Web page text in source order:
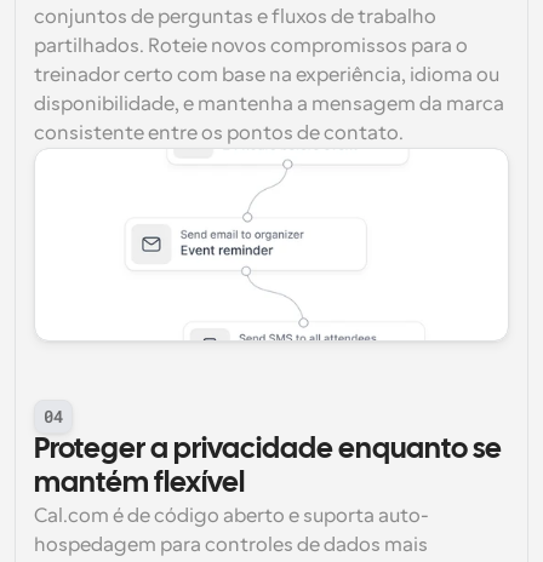
conjuntos de perguntas e fluxos de trabalho
partilhados. Roteie novos compromissos para o
treinador certo com base na experiência, idioma ou
disponibilidade, e mantenha a mensagem da marca
consistente entre os pontos de contato.
04
Proteger a privacidade enquanto se
mantém flexível
Cal.com é de código aberto e suporta auto-
hospedagem para controles de dados mais